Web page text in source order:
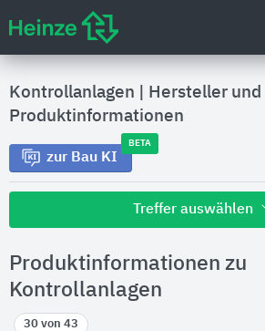
Kontrollanlagen
Hersteller und
Produktinformationen
zur Bau KI
BETA
Treffer auswählen
Hersteller
Produktinformationen zu
Kontrollanlagen
30 von 43